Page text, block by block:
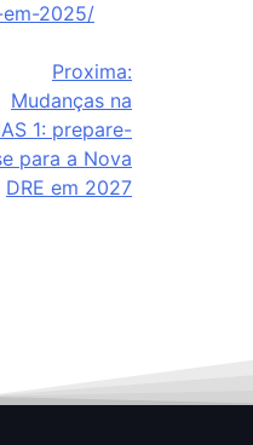
2025/
Proxima:
Mudanças na
1: prepare-
para a Nova
DRE em 2027